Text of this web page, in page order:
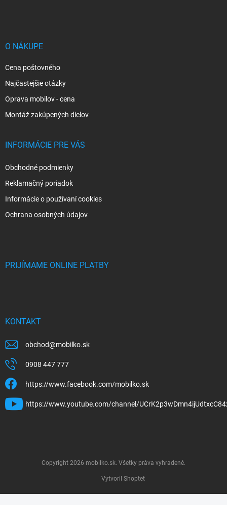
O NÁKUPE
Cena poštovného
Najčastejšie otázky
Oprava mobilov - cena
Montáž zakúpených dielov
INFORMÁCIE PRE VÁS
Obchodné podmienky
Reklamačný poriadok
Informácie o používaní cookies
Ochrana osobných údajov
PRIJÍMAME ONLINE PLATBY
KONTAKT
obchod@mobilko.sk
0908 447 777
https://www.facebook.com/mobilko.sk
https://www.youtube.com/channel/
Vytvoril Shoptet
Copyright 2026 mobilko.sk . Všetky práva vyhradené.